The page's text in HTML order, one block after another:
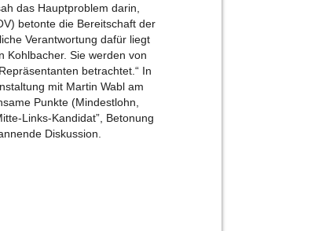
das Hauptproblem darin,
betonte die Bereitschaft der
Verantwortung dafür liegt
Kohlbacher. Sie werden von
betrachtet.“ In
mit Martin Wabl am
Punkte (Mindestlohn,
Links-Kandidat”, Betonung
Diskussion.